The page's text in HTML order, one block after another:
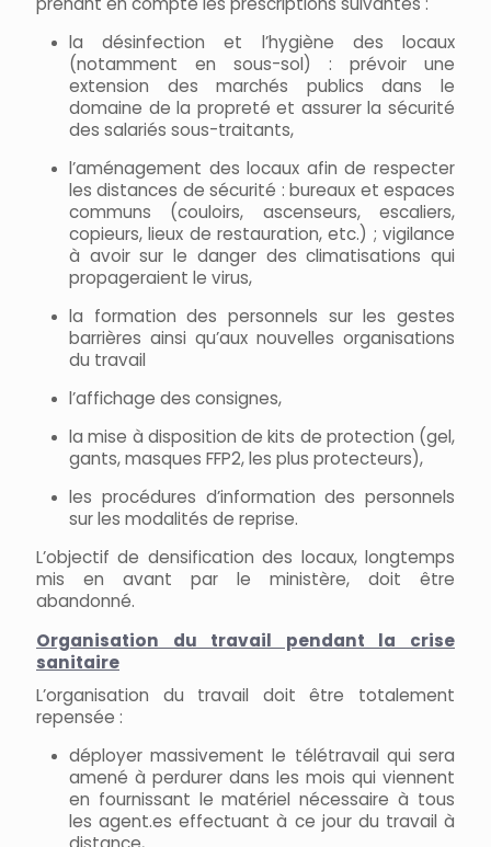
la désinfection et l’hygiène des locaux
(notamment en sous-sol) : prévoir une
extension des marchés publics dans le
domaine de la propreté et assurer la sécurité
des salariés sous-traitants,
l’aménagement des locaux afin de respecter
les distances de sécurité : bureaux et espaces
communs (couloirs, ascenseurs, escaliers,
copieurs, lieux de restauration, etc.) ; vigilance
à avoir sur le danger des climatisations qui
propageraient le virus,
la formation des personnels sur les gestes
barrières ainsi qu’aux nouvelles organisations
du travail
l’affichage des consignes,
la mise à disposition de kits de protection (gel,
gants, masques FFP2, les plus protecteurs),
les procédures d’information des personnels
sur les modalités de reprise.
L’objectif de densification des locaux, longtemps
mis en avant par le ministère, doit être
abandonné.
Organisation du travail pendant la crise
sanitaire
L’organisation du travail doit être totalement
repensée :
déployer massivement le télétravail qui sera
amené à perdurer dans les mois qui viennent
en fournissant le matériel nécessaire à tous
les agent.es effectuant à ce jour du travail à